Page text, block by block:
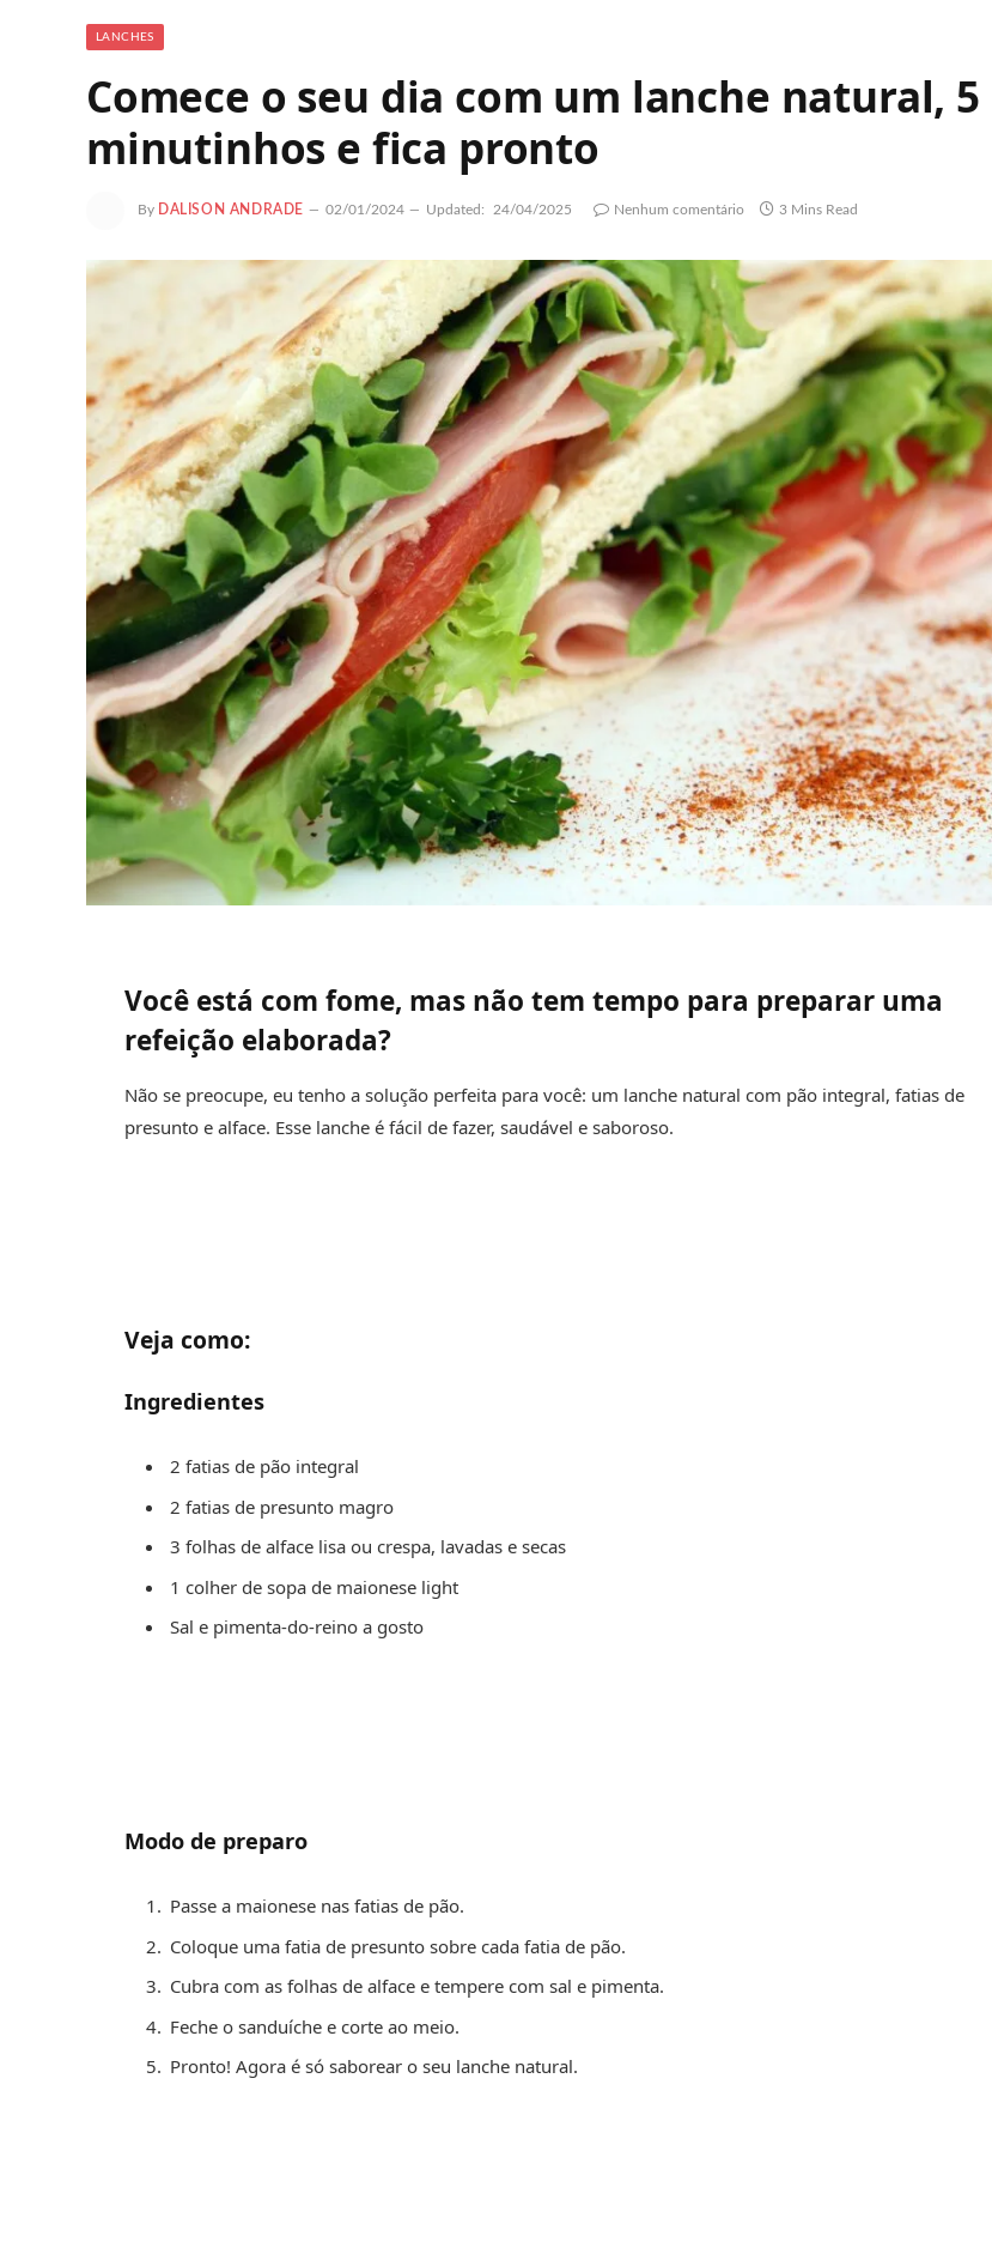
LANCHES
Comece o seu dia com um lanche natural, 5
minutinhos e fica pronto
By DALISON ANDRADE 02/01/2024 Updated: 24/04/2025 Nenhum comentário 3 Mins Read
Você está com fome, mas não tem tempo para preparar uma
refeição elaborada?
Não se preocupe, eu tenho a solução perfeita para você: um lanche natural com pão integral, fatias de
presunto e alface. Esse lanche é fácil de fazer, saudável e saboroso.
Veja como:
Ingredientes
2 fatias de pão integral
2 fatias de presunto magro
3 folhas de alface lisa ou crespa, lavadas e secas
1 colher de sopa de maionese light
Sal e pimenta-do-reino a gosto
Modo de preparo
Passe a maionese nas fatias de pão.
Coloque uma fatia de presunto sobre cada fatia de pão.
Cubra com as folhas de alface e tempere com sal e pimenta.
Feche o sanduíche e corte ao meio.
Pronto! Agora é só saborear o seu lanche natural.